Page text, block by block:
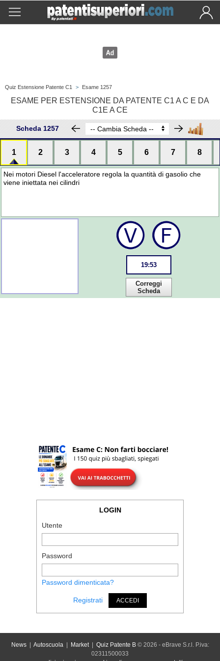
Quiz Estensione Patente C1 > Esame 1257
ESAME PER ESTENSIONE DA PATENTE C1 A C E DA
C1E A CE
Scheda 1257
1 2 3 4 5 6 7 8
Nei motori Diesel l'acceleratore regola la quantità di gasolio che
viene iniettata nei cilindri
19:53
Correggi
Scheda
LOGIN
Utente
Password
Password dimenticata?
Registrati ACCEDI
News| Autoscuola| Market| Quiz Patente B© 2026 - eBrave S.r.l. P.iva:
02311500033